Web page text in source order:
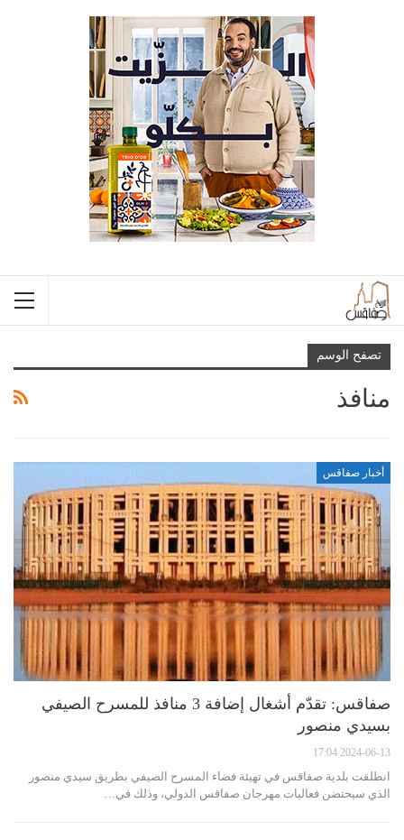
تصفح الوسم
منافذ
أخبار صفاقس
صفاقس: تقدّم أشغال إضافة 3 منافذ للمسرح الصيفي
بسيدي منصور
2024-06-13 17:04
انطلقت بلدية صفاقس في تهيئة فضاء المسرح الصيفي بطريق سيدي منصور
الذي سيحتضن فعاليات مهرجان صفاقس الدولي، وذلك في…